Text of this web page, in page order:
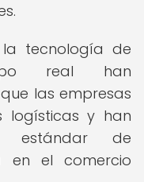
la tecnología de
real han
las empresas
logísticas y han
estándar de
en el comercio